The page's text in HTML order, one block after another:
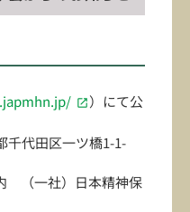
）にて公
代田区一ツ橋1-1-
（一社）日本精神保